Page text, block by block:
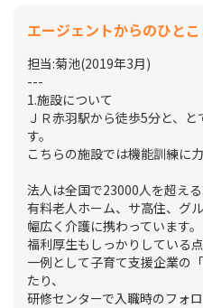
エージェントからのひとこ
担当:菊池(2019年3月)
---
1.施設について
ＪＲ赤羽駅から徒歩5分と、
す。
こちらの施設では機能訓練に
法人は全国で23000人を超える
有料老人ホーム、サ高住、グ
幅広く介護に携わっています。
福利厚生もしっかりしている点
一例として子育て支援企業の
たり、
研修センターで入職時のフォ